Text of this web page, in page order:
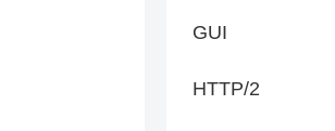
GUI
HTTP/2